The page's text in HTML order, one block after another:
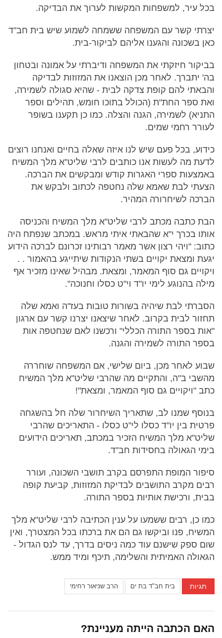
בכל עיר, למשפחות המקשות לערוך את הבדיקה.
יצרתי קשר עם המשפחה ששמחה לשמוע שיש בית חב"ד
כאן בשכונה והגענו אליהם לביקור-בית.
בביקור חיזקתי את המשפחה ודיברתי על אמונה ובטחון
בה' יתברך. לאחר מכן הוצאנו את המזוזות לבדיקה
והבאתי להם קופת צדקה לבית - שהיא סגולה לשמירה,
ואת ספר החת"ת (הכולל בתוכו חומש, תהילים וספר
התניא) לשמירה, הגנה והצלה. כמו כן תקענו בשופר
לעורר רחמי שמים.
כידוע, בכל פעם שיש לנו איזה שאלה בחיים ואנחנו רוצים
לדעת מה לעשות אנו כותבים לרבי שליט"א מלך המשיח
באמצעות ספרי האגרות קודש ומבקשים את הברכה.
הצעתי לבת שאמא שלה נחטפה לכתוב ולבקש את
הברכה לשיחרורה המהיר.
הבת כתבה מכתב לרבי שליט"א מלך המשיח והכניסה
אותו בכרך י"א שהבאתי איתי מראש. במכתב שנפתח היה
כתוב: "ויהי רצון אשר מאמר רבותינו זכרונם לברכה הידוע
יגעת ומצאת יקויים בשתי הנקודות שיתייגע בהאמור . .
ויקויים גם סוף המאמר, ומצאת. מבהיל שאינו מזכיר אף
מילה בהנוגע לימי יו"ד וי"ט כסלו וחנוכה".
הסברתי לבת שיהיה בשורות טובות בעז"ה ואמא שלה
תחזור לבית בקרוב. לאחר שיצאנו יצרנו קשר עם ארגון
"אות בספר התורה הכללי" ורכשנו לאם שנחטפה אות
בספר התורה לשמירה והגנה.
שבוע לאחר מכן, ביום שלישי, אם המשפחה שוחררה
מהשבי ב"ה, והתקיים מה שהרבי שליט"א מלך המשיח
כתב "ויקויים גם סוף המאמר, ומצאת"!
בנוסף שמנו לב, שתאריך השיחרור שלה חל בהשגחה
פרטית בין יו"ד כסלו לי"ט כסלו - התאריכים שהרבי
שליט"א מלך המשיח הזכיר במכתב, תאריכים הידועים
בימי הגאולה בחסידות חב"ד.
סיפור המופת התפרסם בקרב תושבי השכונה, ועורר
רבים מקרב התושבים לבדיקת המזוזות, קביעת קופה
בבית, ורכישת אותיות בספר התורה.
כמו כן, רבים ששמעו על ענין הכתיבה לרבי שליט"א מלך
המשיח, פנו וביקשו גם הם את ברכתו בכל המצטרך, ואין
שום ספק שישנם עוד כמה ניסים בדרך, עד לנס הגדול -
הגאולה האמיתית והשלימה, תיכף ומיד ממש.
תגיות בית חב"ד בת ים הרב שניאור רחימי
האם הכתבה הייתה מעניינת?